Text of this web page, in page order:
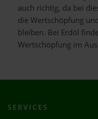
auch richtig, da bei
die Wertschöpfung
bleiben. Bei Erdöl
Wertschöpfung im
SERVICES